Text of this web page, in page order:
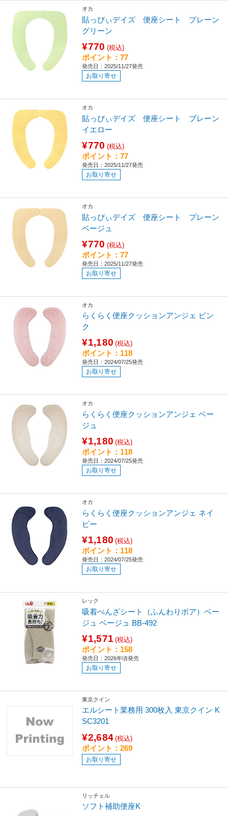
オカ
貼っぴぃデイズ 便座シート プレーン
グリーン
¥770 (税込)
ポイント：77
発売日：2025/11/27発売
お取り寄せ
オカ
貼っぴぃデイズ 便座シート プレーン
イエロー
¥770 (税込)
ポイント：77
発売日：2025/11/27発売
お取り寄せ
オカ
貼っぴぃデイズ 便座シート プレーン
ベージュ
¥770 (税込)
ポイント：77
発売日：2025/11/27発売
お取り寄せ
オカ
らくらく便座クッションアンジェ ピン
ク
¥1,180 (税込)
ポイント：118
発売日：2024/07/25発売
お取り寄せ
オカ
らくらく便座クッションアンジェ ベー
ジュ
¥1,180 (税込)
ポイント：118
発売日：2024/07/25発売
お取り寄せ
オカ
らくらく便座クッションアンジェ ネイ
ビー
¥1,180 (税込)
ポイント：118
発売日：2024/07/25発売
お取り寄せ
レック
吸着べんざシート（ふんわりボア）ベー
ジュ ベージュ BB-492
¥1,571 (税込)
ポイント：158
発売日：2026年頃発売
お取り寄せ
東京クイン
エルシート業務用 300枚入 東京クイン K
SC3201
¥2,684 (税込)
ポイント：269
お取り寄せ
リッチェル
ソフト補助便座K